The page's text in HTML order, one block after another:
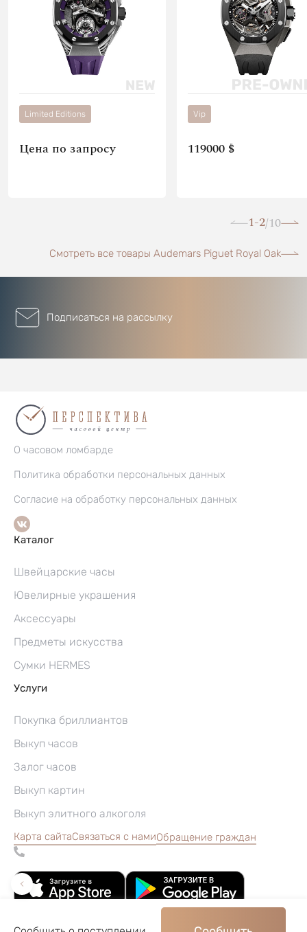
Limited Editions
Цена по запросу
Vip
119000 $
1-2/10
Смотреть все товары Audemars Piguet Royal Oak
Подписаться на рассылку
О часовом ломбарде
Политика обработки персональных данных
Согласие на обработку персональных данных
Каталог
Швейцарские часы
Ювелирные украшения
Аксессуары
Предметы искусства
Сумки HERMES
Услуги
Покупка бриллиантов
Выкуп часов
Залог часов
Выкуп картин
Выкуп элитного алкоголя
Карта сайтаСвязаться с намиОбращение граждан